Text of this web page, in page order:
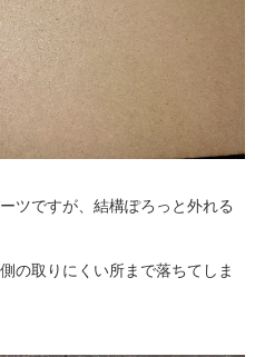
ツですが、結構ぽろっと外れる
の取りにくい所まで落ちてしま